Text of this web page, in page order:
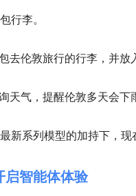
行李。
去伦敦旅行的行李，并放
天气，提醒伦敦多天会下
新系列模型的加持下，
启智能体体验